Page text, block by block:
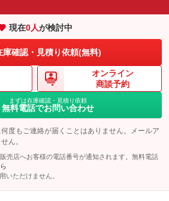
：装備なし
現在0人が検討中
庫確認・見積り依頼(無料)
オンライン
商談予約
まずは在庫確認・見積り依頼
無料電話でお問い合わせ
度もご連絡が届くことはありません。メールア
ん。
売店へお客様の電話番号が通知されます。無料電話
いただけません。